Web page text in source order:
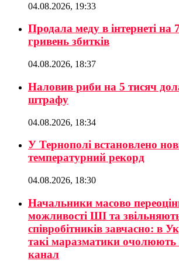
04.08.2026, 19:33
Продала меду в інтернеті на
гривень збитків
04.08.2026, 18:37
Наловив риби на 5 тисяч
штрафу
04.08.2026, 18:34
У Тернополі встановлено
температурний рекорд
04.08.2026, 18:30
Начальники масово
можливості ШІ та
співробітників завчасно: в
такі маразматики очолюють
канал